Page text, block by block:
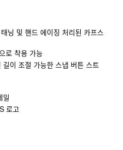
닝 및 핸드 에이징 처리된 카프스
로 착용 가능
길이 조절 가능한 스냅 버튼 스트
일
로고